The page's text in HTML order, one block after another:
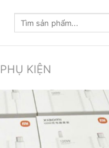
Tìm
PHỤ KIỆN